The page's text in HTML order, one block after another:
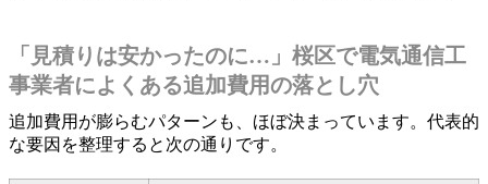
「見積りは安かったのに…」桜区で電気通信工
事業者によくある追加費用の落とし穴
追加費用が膨らむパターンも、ほぼ決まっています。代表的
な要因を整理すると次の通りです。